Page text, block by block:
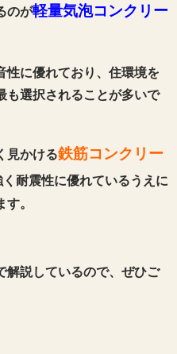
のが軽量気泡コンクリー
性に優れており、住環境を
も選択されることが多いで
見かける鉄筋コンクリー
耐震性に優れているうえに
。
解説しているので、ぜひご